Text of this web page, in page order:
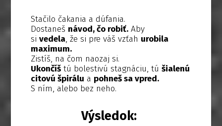
Stačilo čakania a dúfania.
Dostaneš návod, čo robiť.Aby
si vedela, že si pre váš vzťah urobila
maximum.
Zistíš, na čom naozaj si.
Ukončíštú bolestivú stagnáciu, tú šialenú
citovú špirálu a pohneš sa vpred.
S ním, alebo bez neho.
Výsledok: